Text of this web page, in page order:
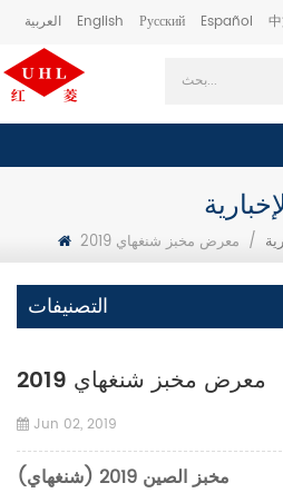
العربية English Русский Español
/ معرض مخبز شنغهاي 2019
التصنيفات
معرض مخبز شنغهاي 2019
Jun 02, 2019
مخبز الصين 2019 (شنغهاي)